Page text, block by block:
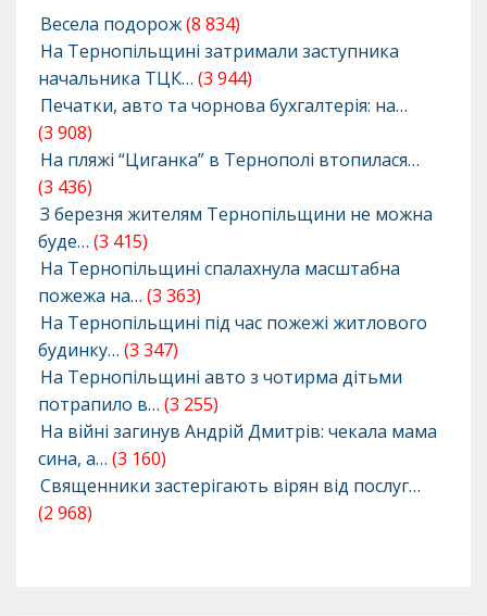
Весела подорож(8 834)
На Тернопільщині затримали заступника
начальника ТЦК… (3 944)
Печатки, авто та чорнова бухгалтерія: на…
(3 908)
На пляжі “Циганка” в Тернополі втопилася…
(3 436)
З березня жителям Тернопільщини не можна
буде… (3 415)
На Тернопільщині спалахнула масштабна
пожежа на… (3 363)
На Тернопільщині під час пожежі житлового
будинку… (3 347)
На Тернопільщині авто з чотирма дітьми
потрапило в… (3 255)
На війні загинув Андрій Дмитрів: чекала мама
сина, а… (3 160)
Священники застерігають вірян від послуг…
(2 968)